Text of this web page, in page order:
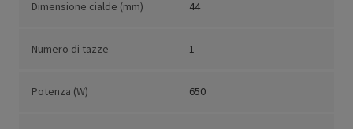
Dimensione cialde (mm) 44
Numero di tazze 1
Potenza (W) 650